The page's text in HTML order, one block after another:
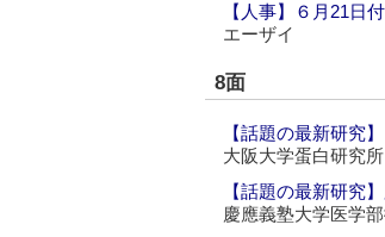
【人事】６月21日付
エーザイ
8面
【話題の最新研究
大阪大学蛋白研究所
【話題の最新研究
慶應義塾大学医学